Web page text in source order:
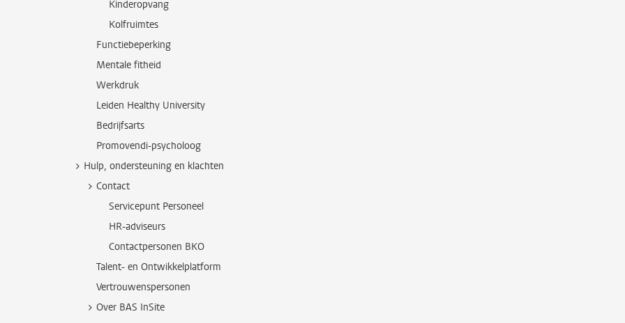
Kinderopvang
Kolfruimtes
Functiebeperking
Mentale fitheid
Werkdruk
Leiden Healthy University
Bedrijfsarts
Promovendi-psycholoog
Hulp, ondersteuning en klachten
Contact
Servicepunt Personeel
HR-adviseurs
Contactpersonen BKO
Talent- en Ontwikkelplatform
Vertrouwenspersonen
Over BAS InSite